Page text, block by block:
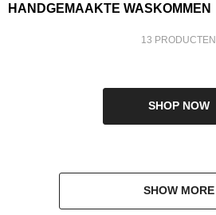
HANDGEMAAKTE WASKOMMEN
13 PRODUCTEN
SHOP NOW
SHOW MORE